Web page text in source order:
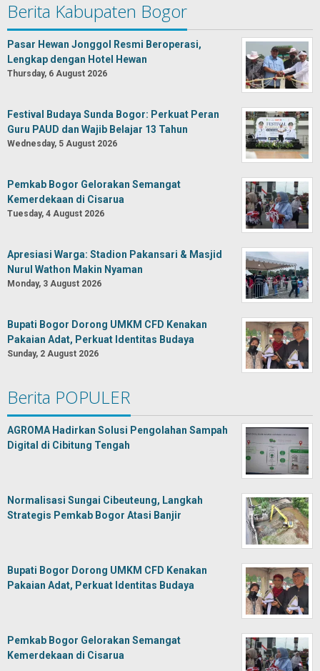
Berita Kabupaten Bogor
Pasar Hewan Jonggol Resmi Beroperasi,
Lengkap dengan Hotel Hewan
Thursday, 6 August 2026
Festival Budaya Sunda Bogor: Perkuat Peran
Guru PAUD dan Wajib Belajar 13 Tahun
Wednesday, 5 August 2026
Pemkab Bogor Gelorakan Semangat
Kemerdekaan di Cisarua
Tuesday, 4 August 2026
Apresiasi Warga: Stadion Pakansari & Masjid
Nurul Wathon Makin Nyaman
Monday, 3 August 2026
Bupati Bogor Dorong UMKM CFD Kenakan
Pakaian Adat, Perkuat Identitas Budaya
Sunday, 2 August 2026
Berita POPULER
AGROMA Hadirkan Solusi Pengolahan Sampah
Digital di Cibitung Tengah
Normalisasi Sungai Cibeuteung, Langkah
Strategis Pemkab Bogor Atasi Banjir
Bupati Bogor Dorong UMKM CFD Kenakan
Pakaian Adat, Perkuat Identitas Budaya
Pemkab Bogor Gelorakan Semangat
Kemerdekaan di Cisarua